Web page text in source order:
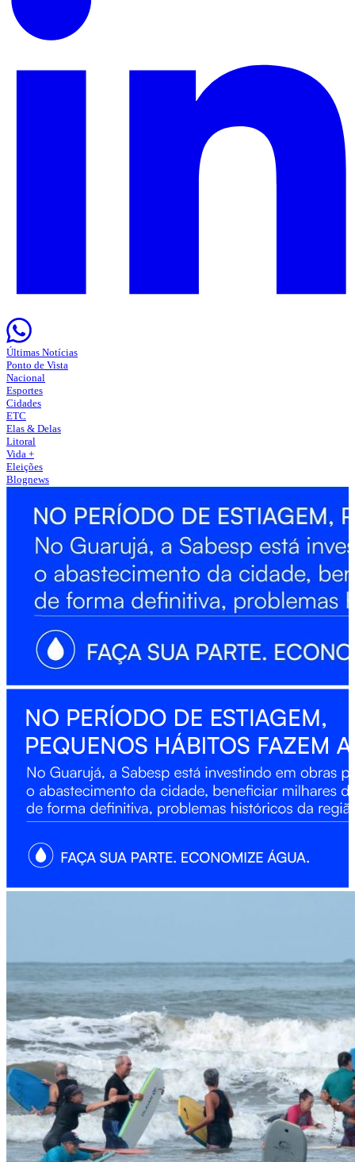
Últimas Notícias
Ponto de Vista
Nacional
Esportes
Cidades
ETC
Elas & Delas
Litoral
Vida +
Eleições
Blognews